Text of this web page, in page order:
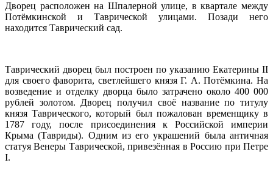
Дворец расположен на Шпалерной улице, в квартале между
Потёмкинской и Таврической улицами. Позади него
находится Таврический сад.
Таврический дворец был построен по указанию Екатерины II
для своего фаворита, светлейшего князя Г. А. Потёмкина. На
возведение и отделку дворца было затрачено около 400 000
рублей золотом. Дворец получил своё название по титулу
князя Таврического, который был пожалован временщику в
1787 году, после присоединения к Российской империи
Крыма (Тавриды). Одним из его украшений была античная
статуя Венеры Таврической, привезённая в Россию при Петре
I.